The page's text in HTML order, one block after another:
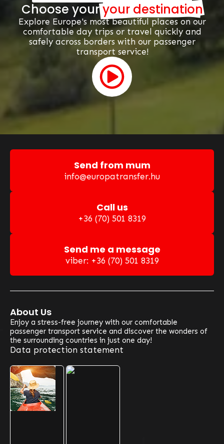
Choose youryour destination
Explore Europe's most beautiful places on our
comfortable day trips or travel quickly and
safely across borders with our passenger
transport service!
Send from mum
info@europatransfer.hu
Call us
+36 (70) 501 8319
Send me a message
viber: +36 (70) 501 8319
About Us
Enjoy a stress-free journey with our comfortable
passenger transport service and discover the wonders of
the surrounding countries in just one day!
Data protection statement